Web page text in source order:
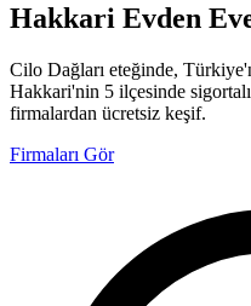
Hakkari Evden
Cilo Dağları eteğinde,
Hakkari'nin 5 ilçesinde
firmalardan ücretsiz keşif.
Firmaları Gör